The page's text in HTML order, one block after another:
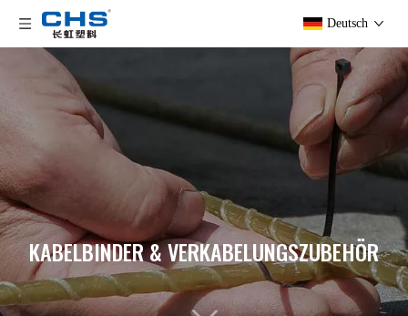
Deutsch
KABELBINDER & VERKABELUNGSZUBEHÖR